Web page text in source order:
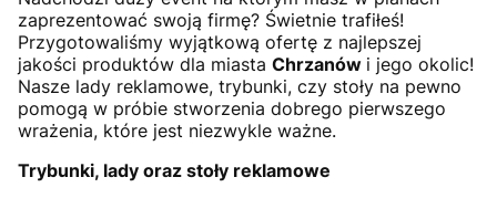
zaprezentować swoją firmę? Świetnie trafiłeś!
Przygotowaliśmy wyjątkową ofertę z najlepszej
jakości produktów dla miasta Chrzanów i jego okolic!
Nasze lady reklamowe, trybunki, czy stoły na pewno
pomogą w próbie stworzenia dobrego pierwszego
wrażenia, które jest niezwykle ważne.
Trybunki, lady oraz stoły reklamowe